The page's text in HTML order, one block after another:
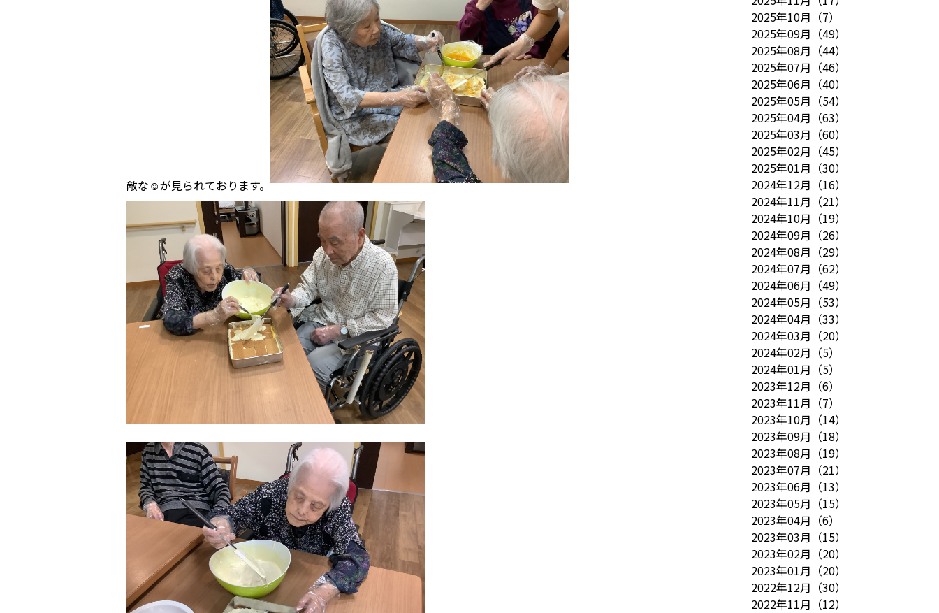
敵な☺️が見られております。
2025年10月 （7）
2025年09月 （49）
2025年08月 （44）
2025年07月 （46）
2025年06月 （40）
2025年05月 （54）
2025年04月 （63）
2025年03月 （60）
2025年02月 （45）
2025年01月 （30）
2024年12月 （16）
2024年11月 （21）
2024年10月 （19）
2024年09月 （26）
2024年08月 （29）
2024年07月 （62）
2024年06月 （49）
2024年05月 （53）
2024年04月 （33）
2024年03月 （20）
2024年02月 （5）
2024年01月 （5）
2023年12月 （6）
2023年11月 （7）
2023年10月 （14）
2023年09月 （18）
2023年08月 （19）
2023年07月 （21）
2023年06月 （13）
2023年05月 （15）
2023年04月 （6）
2023年03月 （15）
2023年02月 （20）
2023年01月 （20）
2022年12月 （30）
2022年11月 （12）